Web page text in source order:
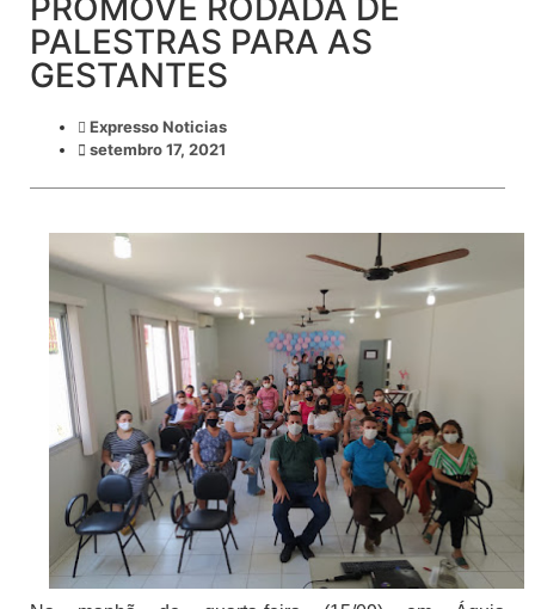
PROMOVE RODADA DE
PALESTRAS PARA AS
GESTANTES
Expresso Noticias
setembro 17, 2021